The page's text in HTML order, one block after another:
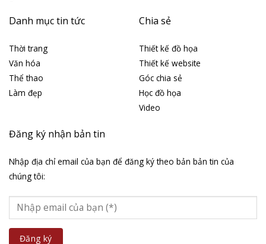
Danh mục tin tức
Thời trang
Văn hóa
Thể thao
Làm đẹp
Chia sẻ
Thiết kế đồ họa
Thiết kế website
Góc chia sẻ
Học đồ họa
Video
Đăng ký nhận bản tin
Nhập địa chỉ email của bạn để đăng ký theo bản bản tin của
chúng tôi: